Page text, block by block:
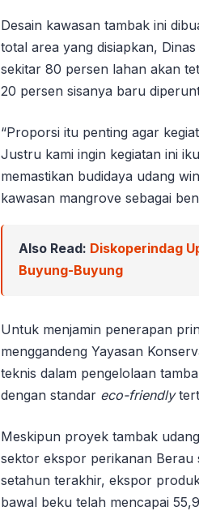
Desain kawasan tambak ini
total area yang disiapkan,
sekitar 80 persen lahan akan
20 persen sisanya baru
“Proporsi itu penting agar
Justru kami ingin kegiatan ini
memastikan budidaya udang
kawasan mangrove sebagai
Also Read: Diskoperindag
Buyung-Buyung
Untuk menjamin penerapan
menggandeng Yayasan
teknis dalam pengelolaan
dengan standar eco-friendly
Meskipun proyek tambak
sektor ekspor perikanan Berau
setahun terakhir, ekspor
bawal beku telah mencapai